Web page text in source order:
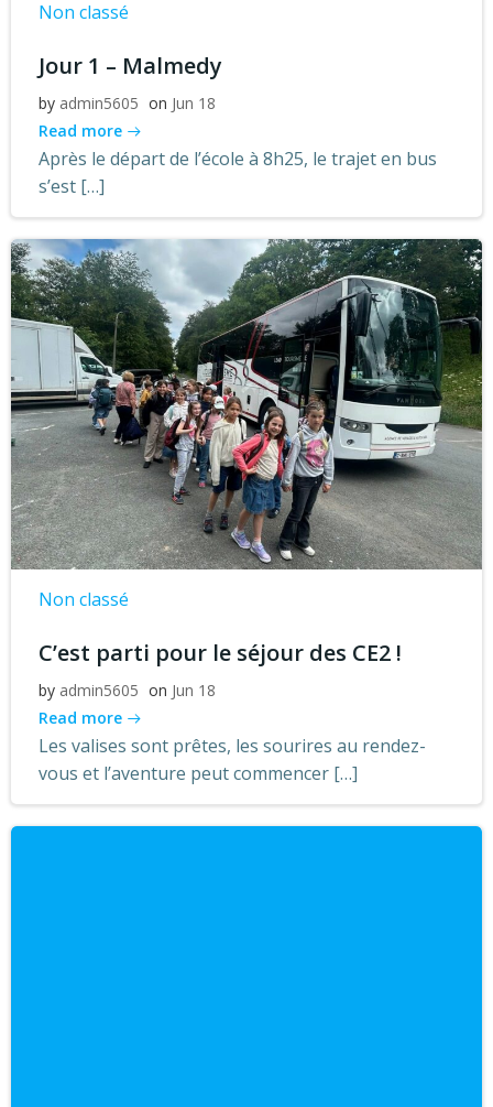
Non classé
Jour 1 – Malmedy
by admin5605 on Jun 18
Read more
Après le départ de l’école à 8h25, le trajet en bus
s’est […]
Non classé
C’est parti pour le séjour des CE2 !
by admin5605 on Jun 18
Read more
Les valises sont prêtes, les sourires au rendez-
vous et l’aventure peut commencer […]